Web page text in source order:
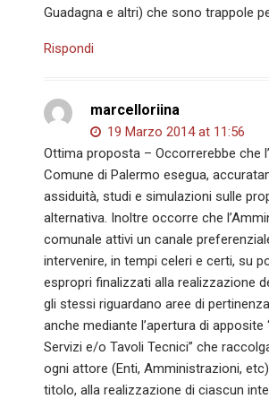
Guadagna e altri) che sono trappole
Rispondi
marcelloriina
19 Marzo 2014 at 11:56
Ottima proposta – Occorrerebbe che
Comune di Palermo esegua,
assiduità, studi e simulazioni sulle
alternativa. Inoltre occorre che
comunale attivi un canale
intervenire, in tempi celeri e certi, su
espropri finalizzati alla realizzazione
gli stessi riguardano aree di
anche mediante l’apertura di apposite
Servizi e/o Tavoli Tecnici” che
ogni attore (Enti, Amministrazioni,
titolo, alla realizzazione di ciascun